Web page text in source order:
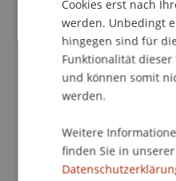
Referenten an dieser
Tagung sind
Finanzbranche:
Bundesbank
Luc Frieden, Vice
Bank
Cookies erst nach
werden. Unbedingt
hingegen sind für
Funktionalität
und können somit
werden.
Weitere
finden Sie in unserer